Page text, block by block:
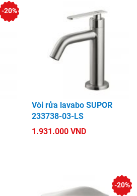
-20%
Vòi rửa lavabo SUPOR
233738-03-LS
1.931.000 VND
-20%